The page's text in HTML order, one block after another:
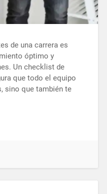
de una carrera es
óptimo y
Un checklist de
que todo el equipo
sino que también te